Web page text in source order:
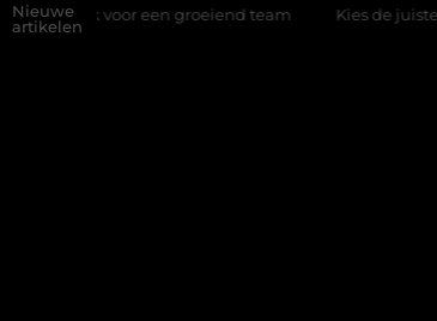
Nieuwe
artikelen
een groeiend team Kies de juiste diamantboor